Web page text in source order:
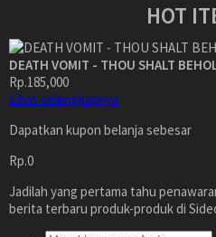
HOT
DEATH VOMIT - THOU SHALT
Rp.185,000
Lihat selengkapnya
Dapatkan kupon belanja sebesar
Rp.0
Jadilah yang pertama tahu
berita terbaru produk-produk di